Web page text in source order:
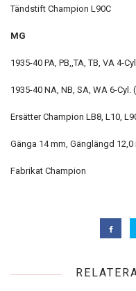
Tändstift Champion L90C
MG
1935-40 PA, PB,,TA, TB, VA 4-
1935-40 NA, NB, SA, WA 6-Cyl.
Ersätter Champion LB8, L10,
Gänga 14 mm, Gänglängd 12,0
Fabrikat Champion